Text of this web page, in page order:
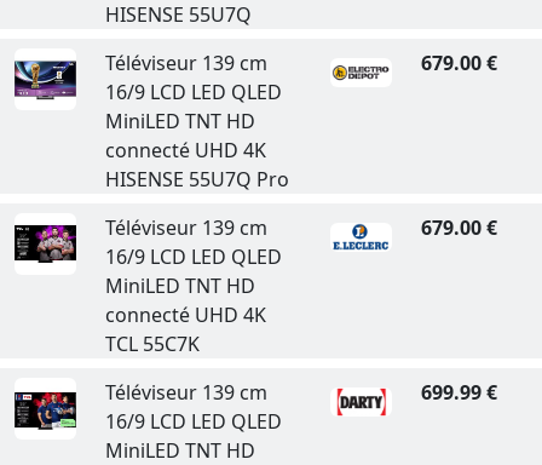
HISENSE 55U7Q
Téléviseur 139 cm
16/9 LCD LED QLED
MiniLED TNT HD
connecté UHD 4K
HISENSE 55U7Q Pro
679.00 €
Téléviseur 139 cm
16/9 LCD LED QLED
MiniLED TNT HD
connecté UHD 4K
TCL 55C7K
679.00 €
Téléviseur 139 cm
16/9 LCD LED QLED
MiniLED TNT HD
699.99 €